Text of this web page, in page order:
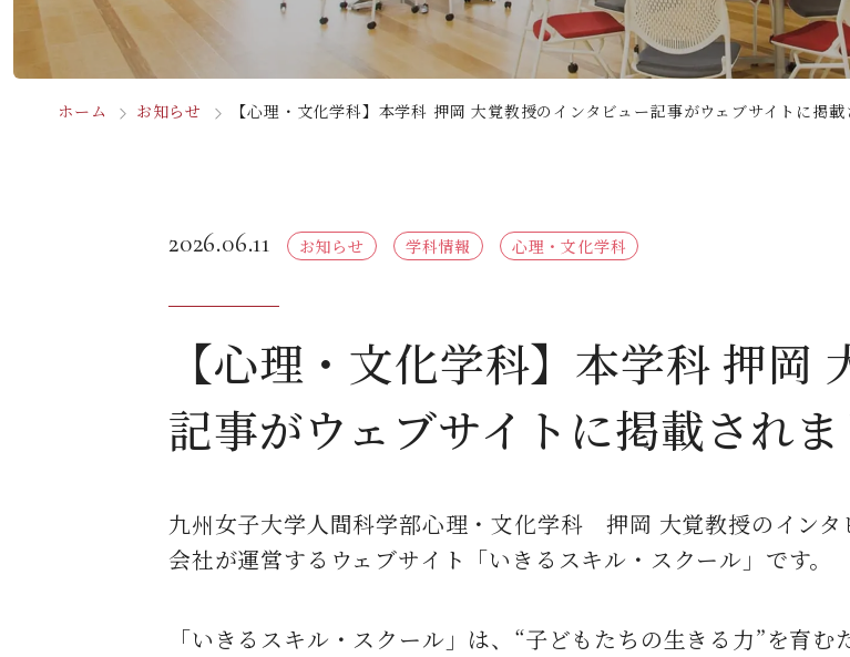
採用情報
公式SNS
人間科学部
児童・幼児教育学科（旧 人間発達学
心理・文化学科（旧 人間発達学科
人間科学専攻（修士課程）
専攻科
子ども健康学専攻
教員検索
学生サポート
北九州市の企業情報・求人情報
対象者別
オープンキャンパス
大学見学
大規模災害により被災した本入学への特別
ホーム お知らせ 【心理・文化学科】本学科 押岡 大覚教授のインタビュー記事がウェブサイトに掲載
2026.06.11 お知らせ 学科情報 心理・文化学科
【心理・文化学科】本学科 押岡
記事がウェブサイトに掲載されま
九州女子大学人間科学部心理・文化学科 押岡 大覚教授のイン
会社が運営するウェブサイト「いきるスキル・スクール」です。
「いきるスキル・スクール」は、“子どもたちの生きる力”を育